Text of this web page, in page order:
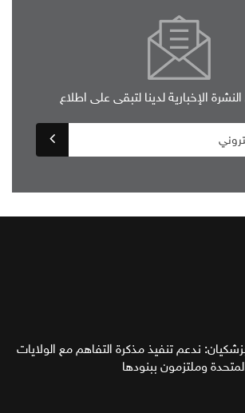
الإخبارية لدينا لتبقى على اطلاع
ندعم تنفيذ مذكرة التفاهم مع الولايات
وملتزمون ببنودها